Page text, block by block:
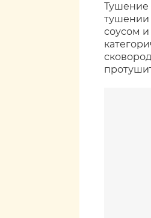
Тушение
тушении
соусом и